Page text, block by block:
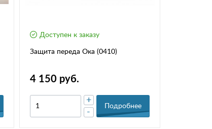
Доступен к заказу
Защита переда Ока (0410)
4 150 руб.
-
+
Подробнее